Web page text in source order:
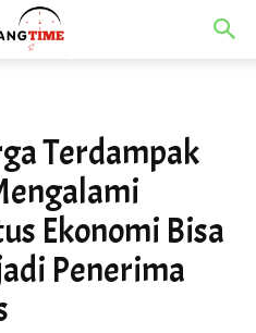
Terdampak
Ekonomi Bisa
Penerima